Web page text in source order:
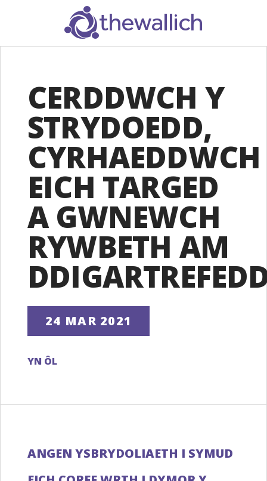
SEARCH
CERDDWCH Y
STRYDOEDD,
CYRHAEDDWCH
EICH TARGED
A GWNEWCH
RYWBETH AM
24 MAR 2021
YN ÔL
ANGEN YSBRYDOLIAETH I SYMUD